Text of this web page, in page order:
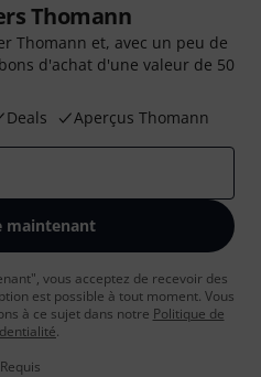
Thomann
Thomann et, avec un peu de
d'achat d'une valeur de 50
Deals Aperçus Thomann
maintenant
vous acceptez de recevoir des
est possible à tout moment. Vous
à ce sujet dans notre Politique de
.